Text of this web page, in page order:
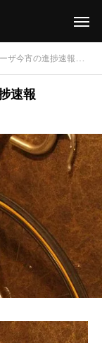
ザ今宵の進捗速報
速報